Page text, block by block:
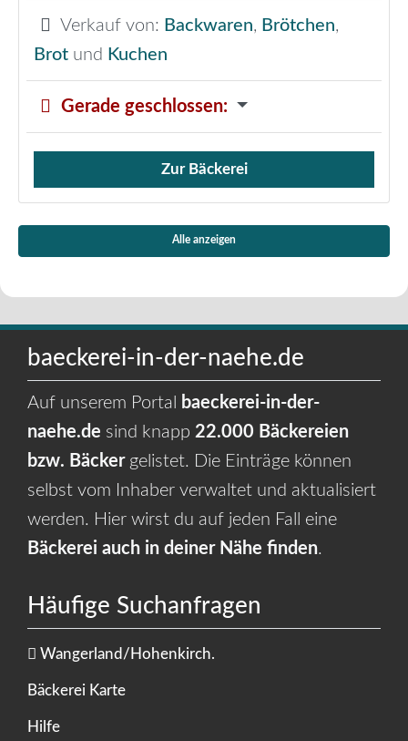
Verkauf von: Backwaren, Brötchen,
Brot und Kuchen
Gerade geschlossen:
Verkauf von Brötchen,
Zur Bäckerei
Alle anzeigen
baeckerei-in-der-naehe.de
Auf unserem Portal
baeckerei-in-der-
naehe.de sind knapp 22.000 Bäckereien
bzw. Bäckergelistet. Die Einträge können
selbst vom Inhaber verwaltet und aktualisiert
werden. Hier wirst du auf jeden Fall eine
Bäckerei auch in deiner Nähe finden.
Häufige Suchanfragen
Wangerland/Hohenkirch.
Bäckerei Karte
Hilfe